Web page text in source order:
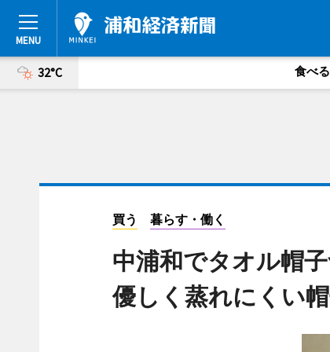
32°C 食べる
買う 暮らす・働く
中浦和でタオル帽
優しく蒸れにくい